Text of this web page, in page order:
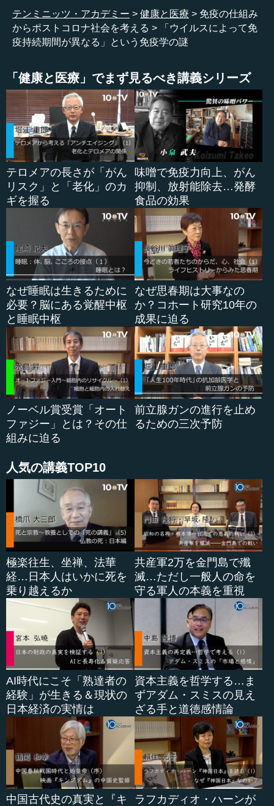
テンミニッツ・アカデミー 健康と医療
免疫の仕組み
からポストコロナ社会を考える
「ウイルスによって免
疫持続期間が異なる」という免疫学の謎
「健康と医療」でまず見るべき講義シリーズ
テロメアの長さが「がん
リスク」と「老化」のカ
ギを握る
味噌で免疫力向上、がん
抑制、放射能除去…発酵
食品の効果
なぜ睡眠は生きるために
必要？脳にある覚醒中枢
と睡眠中枢
なぜ思春期は大事なの
か？コホート研究10年の
成果に迫る
ノーベル賞受賞「オート
ファジー」とは？その仕
組みに迫る
前立腺ガンの進行を止め
るための三次予防
人気の講義TOP10
極楽往生、坐禅、法華
経…日本人はいかに死を
乗り越えるか
共産軍2万を金門島で殲
滅…ただし一般人の命を
守る軍人の本義を重視
AI時代にこそ「熟達者の
経験」が生きる＆現状の
日本経済の実情は
資本主義を哲学する…ま
ずアダム・スミスの見え
ざる手と道徳感情論
中国古代史の真実と『キ
ラフカディオ・ハーンが